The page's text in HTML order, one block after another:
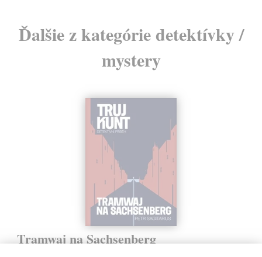
Ďalšie z kategórie detektívky /
mystery
Tramwaj na Sachsenberg